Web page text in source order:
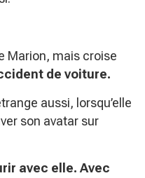
Marion, mais croise
de voiture.
aussi, lorsqu’elle
son avatar sur
avec elle. Avec